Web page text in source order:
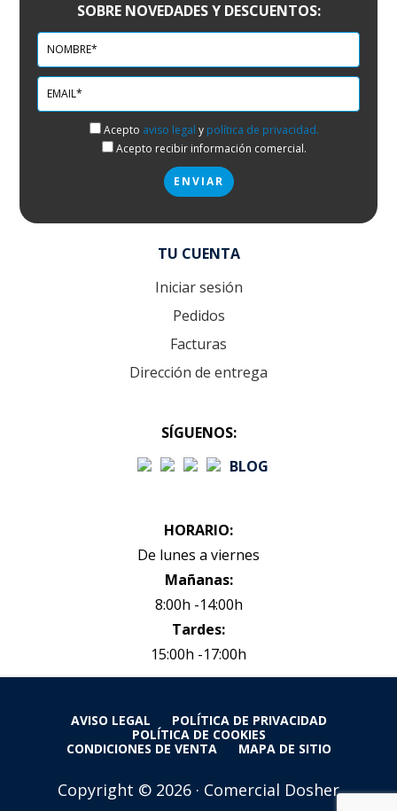
SOBRE NOVEDADES Y DESCUENTOS:
Acepto aviso legal y política de privacidad.
Acepto recibir información comercial.
TU CUENTA
Iniciar sesión
Pedidos
Facturas
Dirección de entrega
SÍGUENOS:
BLOG
HORARIO:
De lunes a viernes
Mañanas:
8:00h -14:00h
Tardes:
15:00h -17:00h
AVISO LEGAL
POLÍTICA DE PRIVACIDAD
POLÍTICA DE COOKIES
CONDICIONES DE VENTA
MAPA DE SITIO
Copyright © 2026 · Comercial Dosher